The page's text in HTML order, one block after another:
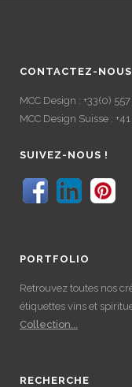
CONTACTEZ-NOUS
MCC Design : +33(0)
MCC Design Suisse :
SUIVEZ-NOUS !
PORTFOLIO
Retrouvez toutes nos
étiquettes vins et
Collection...
RECHERCHE